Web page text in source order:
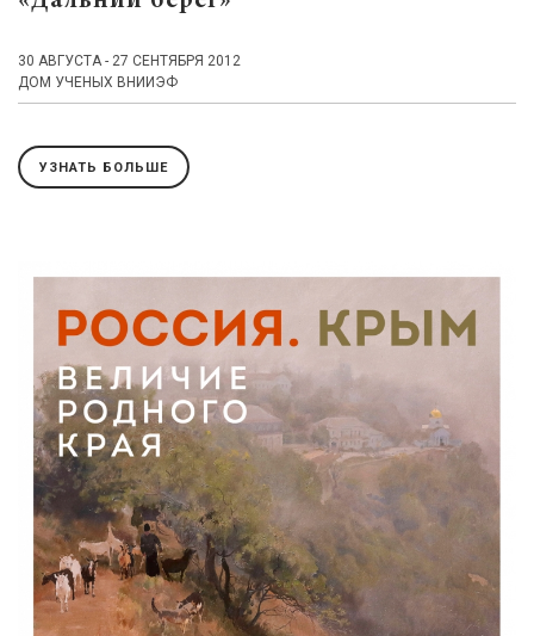
30 АВГУСТА - 27 СЕНТЯБРЯ 2012
ДОМ УЧЕНЫХ ВНИИЭФ
УЗНАТЬ БОЛЬШЕ